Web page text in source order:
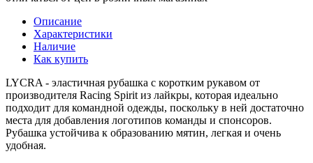
Описание
Характеристики
Наличие
Как купить
LYCRA - эластичная рубашка с коротким рукавом от
производителя Racing Spirit из лайкры, которая идеально
подходит для командной одежды, поскольку в ней достаточно
места для добавления логотипов команды и спонсоров.
Рубашка устойчива к образованию мятин, легкая и очень
удобная.